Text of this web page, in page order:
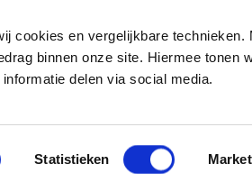
cookies en vergelijkbare technieken.
binnen onze site. Hiermee tonen
delen via social media.
Statistieken